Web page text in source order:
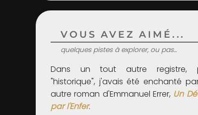
VOUS AVEZ AIMÉ...
quelques pistes à explorer, ou pas...
Dans un tout autre registre,
"historique", j'avais été enchanté
autre roman d'Emmanuel Errer, Un
par l'Enfer.